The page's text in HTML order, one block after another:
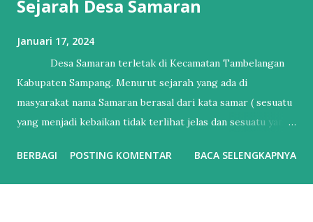
Sejarah Desa Samaran
Januari 17, 2024
Desa Samaran terletak di Kecamatan Tambelangan
Kabupaten Sampang. Menurut sejarah yang ada di
masyarakat nama Samaran berasal dari kata samar ( sesuatu
yang menjadi kebaikan tidak terlihat jelas dan sesuatu yang
masyarakat yang bernama bapak Aswawi mengatakan bahwa
BERBAGI POSTING KOMENTAR BACA SELENGKAPNYA